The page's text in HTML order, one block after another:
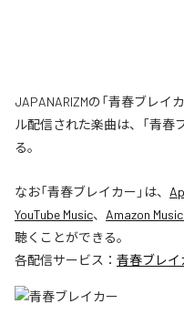
JAPANARIZMの「青春ブレイ
ル配信された楽曲は、「青春
る。
なお「青春ブレイカー 」は、
YouTube Music、 Amazon
聴くことができる。
各配信サービス： 青春ブレイ